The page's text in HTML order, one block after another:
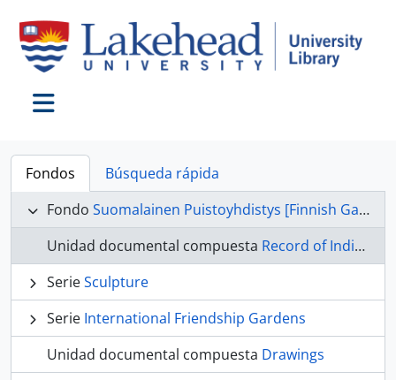
Fondos
Búsqueda rápida
Fondo Suomalainen Puistoyhdistys [Finnish Garden Committee] fonds
Unidad documental compuesta Record of Individual Donation
SerieSculpture
Serie International Friendship Gardens
Unidad documental compuesta Drawings